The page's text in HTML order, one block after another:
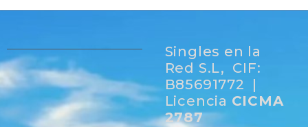
Singles en la
Red S.L, CIF:
B85691772 |
Licencia CICMA
2787